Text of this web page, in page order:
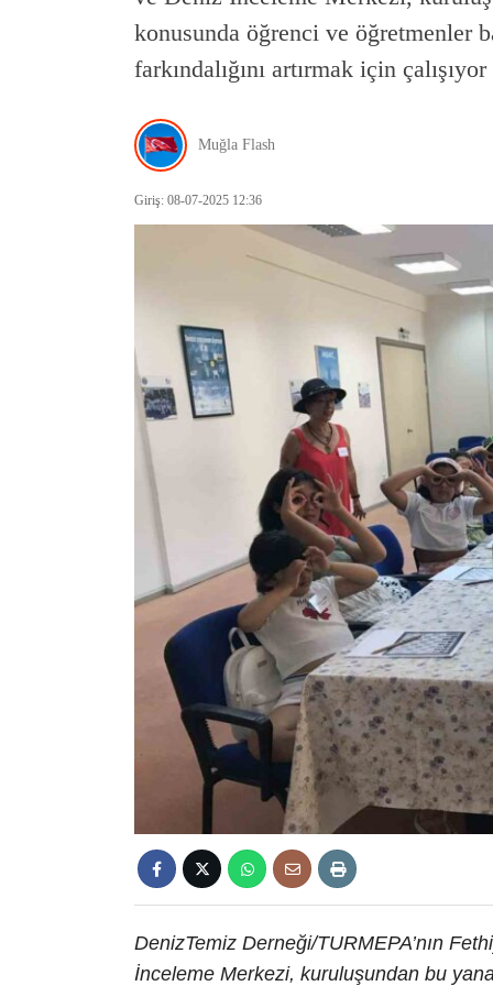
konusunda öğrenci ve öğretmenler
farkındalığını artırmak için
Muğla Flash
Giriş: 08-07-2025 12:36
DenizTemiz Derneği/TURMEPA’nın
İnceleme Merkezi, kuruluşundan bu